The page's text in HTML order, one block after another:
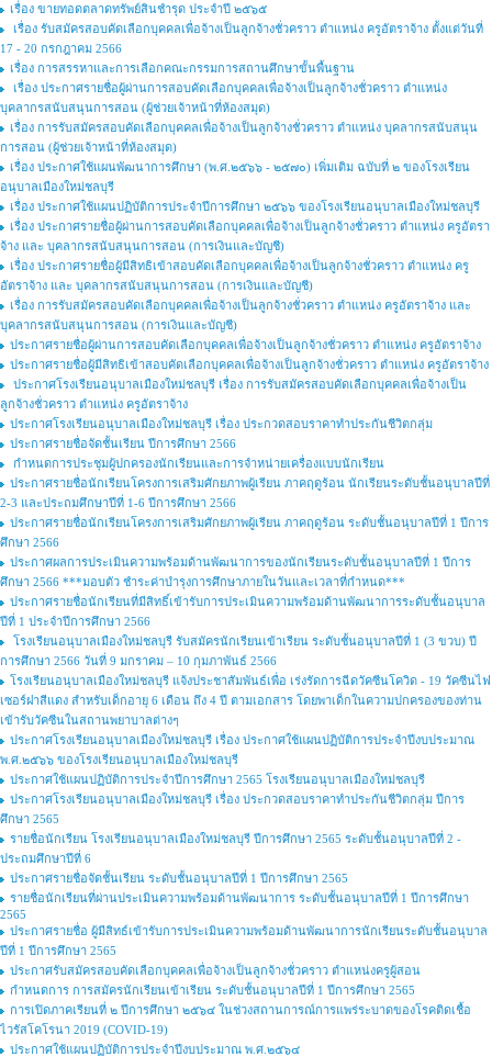
เรื่อง ขายทอดตลาดทรัพย์สินชำรุด ประจำปี ๒๕๖๕
เรื่อง รับสมัครสอบคัดเลือกบุคคลเพื่อจ้างเป็นลูกจ้างชั่วคราว ตำแหน่ง ครูอัตราจ้าง ตั้งแต่วันที่
17 - 20 กรกฎาคม 2566
เรื่อง การสรรหาและการเลือกคณะกรรมการสถานศึกษาขั้นพื้นฐาน
เรื่อง ประกาศรายชื่อผู้ผ่านการสอบคัดเลือกบุคคลเพื่อจ้างเป็นลูกจ้างชั่วคราว ตำแหน่ง
บุคลากรสนับสนุนการสอน (ผู้ช่วยเจ้าหน้าที่ห้องสมุด)
เรื่อง การรับสมัครสอบคัดเลือกบุคคลเพื่อจ้างเป็นลูกจ้างชั่วคราว ตำแหน่ง บุคลากรสนับสนุน
การสอน (ผู้ช่วยเจ้าหน้าที่ห้องสมุด)
เรื่อง ประกาศใช้แผนพัฒนาการศึกษา (พ.ศ.๒๕๖๖ - ๒๕๗๐) เพิ่มเติม ฉบับที่ ๒ ของโรงเรียน
อนุบาลเมืองใหม่ชลบุรี
เรื่อง ประกาศใช้แผนปฏิบัติการประจำปีการศึกษา ๒๕๖๖ ของโรงเรียนอนุบาลเมืองใหม่ชลบุรี
เรื่อง ประกาศรายชื่อผู้ผ่านการสอบคัดเลือกบุคคลเพื่อจ้างเป็นลูกจ้างชั่วคราว ตําแหน่ง ครูอัตรา
จ้าง และ บุคลากรสนับสนุนการสอน (การเงินและบัญชี)
เรื่อง ประกาศรายชื่อผู้มีสิทธิเข้าสอบคัดเลือกบุคคลเพื่อจ้างเป็นลูกจ้างชั่วคราว ตำแหน่ง ครู
อัตราจ้าง และ บุคลากรสนับสนุนการสอน (การเงินและบัญชี)
เรื่อง การรับสมัครสอบคัดเลือกบุคคลเพื่อจ้างเป็นลูกจ้างชั่วคราว ตำแหน่ง ครูอัตราจ้าง และ
บุคลากรสนับสนุนการสอน (การเงินและบัญชี)
ประกาศรายชื่อผู้ผ่านการสอบคัดเลือกบุคคลเพื่อจ้างเป็นลูกจ้างชั่วคราว ตำแหน่ง ครูอัตราจ้าง
ประกาศรายชื่อผู้มีสิทธิเข้าสอบคัดเลือกบุคคลเพื่อจ้างเป็นลูกจ้างชั่วคราว ตำแหน่ง ครูอัตราจ้าง
ประกาศโรงเรียนอนุบาลเมืองใหม่ชลบุรี เรื่อง การรับสมัครสอบคัดเลือกบุคคลเพื่อจ้างเป็น
ลูกจ้างชั่วคราว ตำแหน่ง ครูอัตราจ้าง
ประกาศโรงเรียนอนุบาลเมืองใหม่ชลบุรี เรื่อง ประกวดสอบราคาทำประกันชีวิตกลุ่ม
ประกาศรายชื่อจัดชั้นเรียน ปีการศึกษา 2566
กำหนดการประชุมผู้ปกครองนักเรียนและการจำหน่ายเครื่องแบบนักเรียน
ประกาศรายชื่อนักเรียนโครงการเสริมศักยภาพผู้เรียน ภาคฤดูร้อน นักเรียนระดับชั้นอนุบาลปีที่
2-3 และประถมศึกษาปีที่ 1-6 ปีการศึกษา 2566
ประกาศรายชื่อนักเรียนโครงการเสริมศักยภาพผู้เรียน ภาคฤดูร้อน ระดับชั้นอนุบาลปีที่ 1 ปีการ
ศึกษา 2566
ประกาศผลการประเมินความพร้อมด้านพัฒนาการของนักเรียนระดับชั้นอนุบาลปีที่ 1 ปีการ
ศึกษา 2566 ***มอบตัว ชำระค่าบำรุงการศึกษาภายในวันและเวลาที่กำหนด***
ประกาศรายชื่อนักเรียนที่มีสิทธิ์เข้ารับการประเมินความพร้อมด้านพัฒนาการระดับชั้นอนุบาล
ปีที่ 1 ประจำปีการศึกษา 2566
โรงเรียนอนุบาลเมืองใหม่ชลบุรี รับสมัครนักเรียนเข้าเรียน ระดับชั้นอนุบาลปีที่ 1 (3 ขวบ) ปี
การศึกษา 2566 วันที่ 9 มกราคม – 10 กุมภาพันธ์ 2566
โรงเรียนอนุบาลเมืองใหม่ชลบุรี แจ้งประชาสัมพันธ์เพื่อ เร่งรัดการฉีดวัคซีนโควิด - 19 วัคซีนไฟ
เซอร์ฝาสีแดง สำหรับเด็กอายุ 6 เดือน ถึง 4 ปี ตามเอกสาร โดยพาเด็กในความปกครองของท่าน
เข้ารับวัคซีนในสถานพยาบาลต่างๆ
ประกาศโรงเรียนอนุบาลเมืองใหม่ชลบุรี เรื่อง ประกาศใช้แผนปฏิบัติการประจำปีงบประมาณ
พ.ศ.๒๕๖๖ ของโรงเรียนอนุบาลเมืองใหม่ชลบุรี
ประกาศใช้แผนปฏิบัติการประจำปีการศึกษา 2565 โรงเรียนอนุบาลเมืองใหม่ชลบุรี
ประกาศโรงเรียนอนุบาลเมืองใหม่ชลบุรี เรื่อง ประกวดสอบราคาทำประกันชีวิตกลุ่ม ปีการ
ศึกษา 2565
รายชื่อนักเรียน โรงเรียนอนุบาลเมืองใหม่ชลบุรี ปีการศึกษา 2565 ระดับชั้นอนุบาลปีที่ 2 -
ประถมศึกษาปีที่ 6
ประกาศรายชื่อจัดชั้นเรียน ระดับชั้นอนุบาลปีที่ 1 ปีการศึกษา 2565
รายชื่อนักเรียนที่ผ่านประเมินความพร้อมด้านพัฒนาการ ระดับชั้นอนุบาลปีที่ 1 ปีการศึกษา
2565
ประกาศรายชื่อ ผู้มีสิทธ์เข้ารับการประเมินความพร้อมด้านพัฒนาการนักเรียนระดับชั้นอนุบาล
ปีที่ 1 ปีการศึกษา 2565
ประกาศรับสมัครสอบคัดเลือกบุคคลเพื่อจ้างเป็นลูกจ้างชั่วคราว ตำแหน่งครูผู้สอน
กำหนดการ การสมัครนักเรียนเข้าเรียน ระดับชั้นอนุบาลปีที่ 1 ปีการศึกษา 2565
การเปิดภาคเรียนที่ ๒ ปีการศึกษา ๒๕๖๔ ในช่วงสถานการณ์การแพร่ระบาดของโรคติดเชื้อ
ไวรัสโคโรนา 2019 (COVID-19)
ประกาศใช้แผนปฏิบัติการประจำปีงบประมาณ พ.ศ.๒๕๖๔